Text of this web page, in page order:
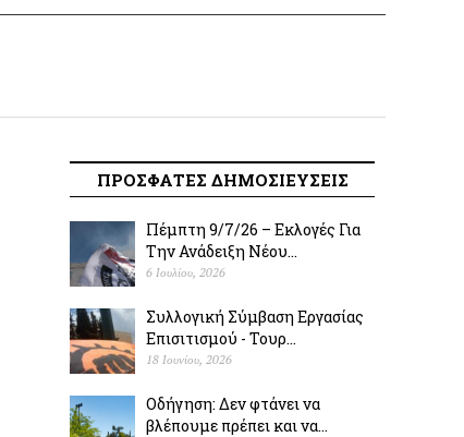
ΠΡΟΣΦΑΤΕΣ ΔΗΜΟΣΙΕΥΣΕΙΣ
Πέμπτη 9/7/26 – Εκλογές Για
Την Ανάδειξη Νέου...
6 Ιουλίου, 2026
Συλλογική Σύμβαση Εργασίας
Επισιτισμού - Τουρ...
18 Ιουνίου, 2026
Οδήγηση: Δεν φτάνει να
βλέπουμε πρέπει και να...